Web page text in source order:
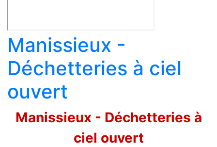
Manissieux -
Déchetteries à ciel
ouvert
Manissieux - Déchetteries à
ciel ouvert